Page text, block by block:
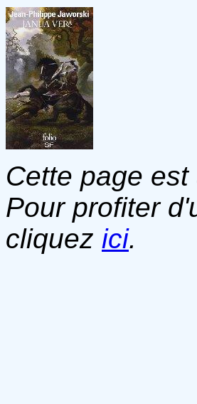
Cette page
Pour profiter
cliquez ici.